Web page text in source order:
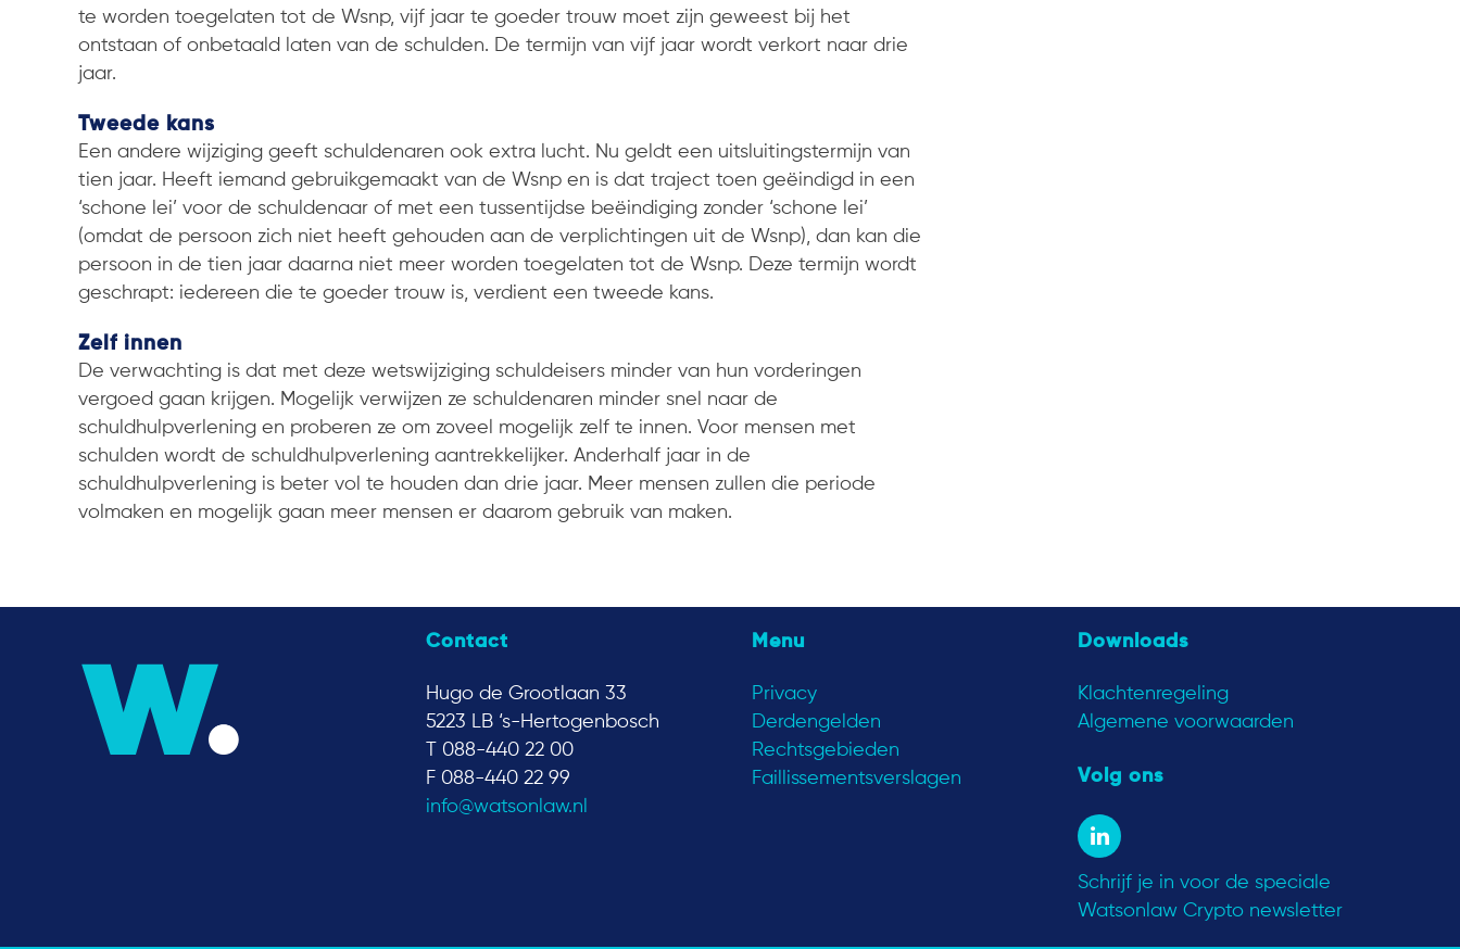
te worden toegelaten tot de Wsnp, vijf jaar te goeder trouw moet zijn geweest bij het
ontstaan of onbetaald laten van de schulden. De termijn van vijf jaar wordt verkort naar drie
jaar.
Tweede kans
Een andere wijziging geeft schuldenaren ook extra lucht. Nu geldt een uitsluitingstermijn van
tien jaar. Heeft iemand gebruikgemaakt van de Wsnp en is dat traject toen geëindigd in een
‘schone lei’ voor de schuldenaar of met een tussentijdse beëindiging zonder ‘schone lei’
(omdat de persoon zich niet heeft gehouden aan de verplichtingen uit de Wsnp), dan kan die
persoon in de tien jaar daarna niet meer worden toegelaten tot de Wsnp. Deze termijn wordt
geschrapt: iedereen die te goeder trouw is, verdient een tweede kans.
Zelf innen
De verwachting is dat met deze wetswijziging schuldeisers minder van hun vorderingen
vergoed gaan krijgen. Mogelijk verwijzen ze schuldenaren minder snel naar de
schuldhulpverlening en proberen ze om zoveel mogelijk zelf te innen. Voor mensen met
schulden wordt de schuldhulpverlening aantrekkelijker. Anderhalf jaar in de
schuldhulpverlening is beter vol te houden dan drie jaar. Meer mensen zullen die periode
volmaken en mogelijk gaan meer mensen er daarom gebruik van maken.
Contact
Hugo de Grootlaan 33
5223 LB ‘s-Hertogenbosch
T 088-440 22 00
F 088-440 22 99
info@watsonlaw.nl
Menu
Privacy
Derdengelden
Rechtsgebieden
Faillissementsverslagen
Downloads
Klachtenregeling
Algemene voorwaarden
Volg ons
Schrijf je in voor de speciale
Watsonlaw Crypto newsletter